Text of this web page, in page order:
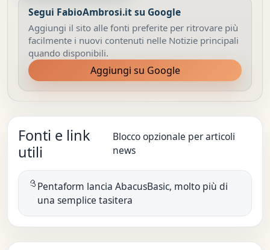
Segui FabioAmbrosi.it su Google
Aggiungi il sito alle fonti preferite per ritrovare più
facilmente i nuovi contenuti nelle Notizie principali
quando disponibili.
Aggiungi su Google
Fonti e link
utili
Blocco opzionale per articoli
news
Pentaform lancia AbacusBasic, molto più di
una semplice tasitera